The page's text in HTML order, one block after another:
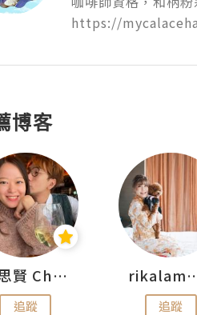
博客
思思賢 ChillMyBabe
追蹤 追蹤